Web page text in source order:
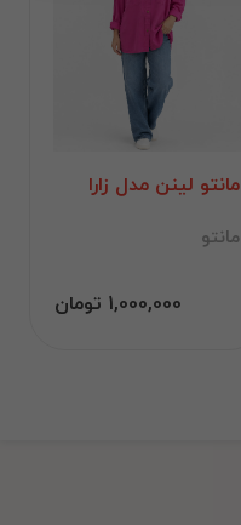
مانتو لینن مدل زارا
مانتو
1,000,000 تومان